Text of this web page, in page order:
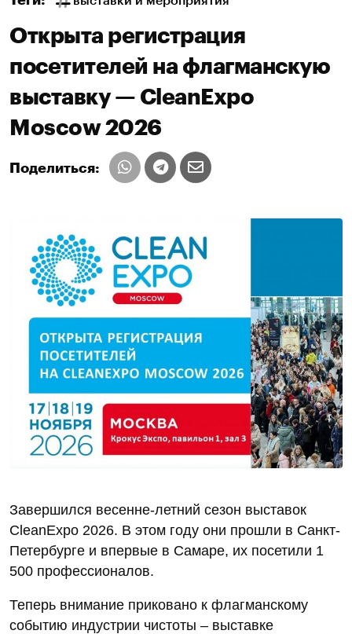
Открыта регистрация
посетителей на флагманскую
выставку — CleanExpo
Moscow 2026
Поделиться:
Завершился весенне-летний сезон выставок
CleanExpo 2026. В этом году они прошли в Санкт-
Петербурге и впервые в Самаре, их посетили 1
500 профессионалов.
Теперь внимание приковано к флагманскому
событию индустрии чистоты – выставке